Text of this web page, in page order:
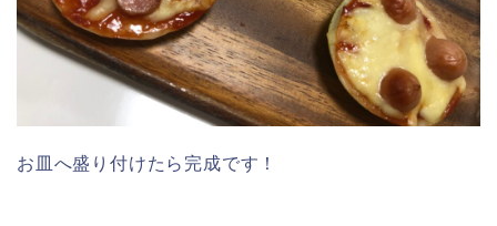
お皿へ盛り付けたら完成です！